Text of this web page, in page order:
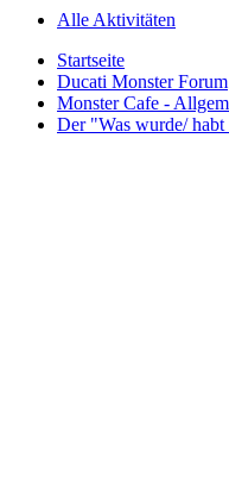
Alle Aktivitäten
Startseite
Ducati Monster Forum
Monster Cafe -
Der "Was wurde/ habt